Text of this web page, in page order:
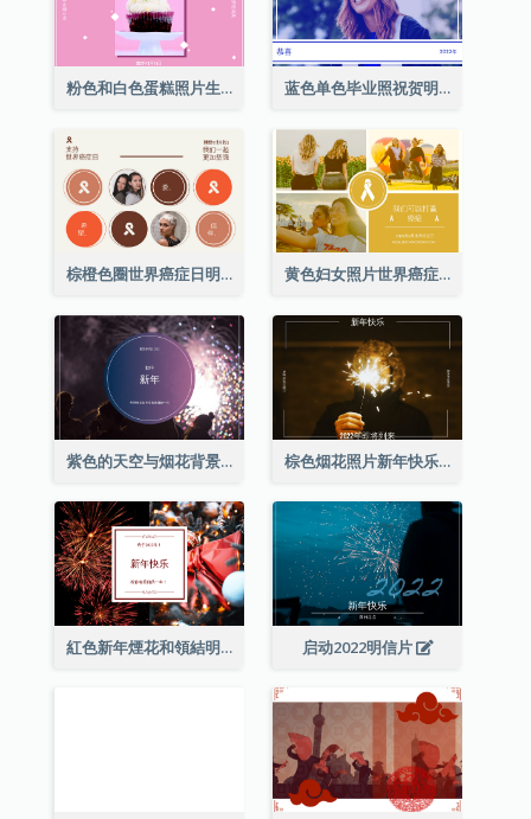
粉色和白色蛋糕照片生日明信片 蓝色单色毕业照祝贺明信片
棕橙色圈世界癌症日明信片 黄色妇女照片世界癌症日明信片
紫色的天空与烟花背景新年明信片 棕色烟花照片新年快乐明信片
紅色新年煙花和領結明信片 启动2022明信片